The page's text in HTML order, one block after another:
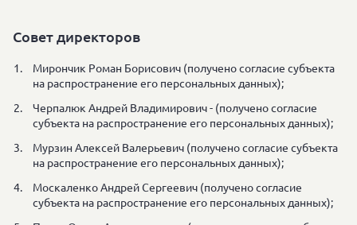
Совет директоров
Мирончик Роман Борисович (получено согласие субъекта
на распространение его персональных данных);
Черпалюк Андрей Владимирович - (получено согласие
субъекта на распространение его персональных данных);
Мурзин Алексей Валерьевич (получено согласие субъекта
на распространение его персональных данных);
Москаленко Андрей Сергеевич (получено согласие
субъекта на распространение его персональных данных);